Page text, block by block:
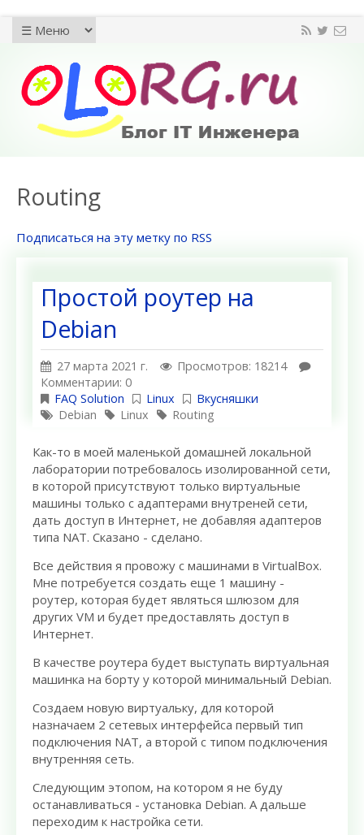
Routing
Подписаться на эту метку по RSS
Простой рoутер на
Debian
27 марта 2021 г.
Просмотров: 18214
Комментарии: 0
FAQ Solution
Linux
Вкусняшки
Debian
Linux Routing
Как-то в моей маленькой домашней локальной
лаборатории потребовалось изолированной сети,
в которой присутствуют только виртуальные
машины только с адаптерами внутреней сети,
дать доступ в Интернет, не добавляя адаптеров
типа NAT. Сказано - сделано.
Все действия я провожу с машинами в VirtualBox.
Мне потребуется создать еще 1 машину -
роутер, которая будет являться шлюзом для
других VM и будет предоставлять доступ в
Интернет.
В качестве роутера будет выступать виртуальная
машинка на борту у которой минимальный Debian.
Создаем новую виртуальку, для которой
назначаем 2 сетевых интерфейса первый тип
подключения NAT, а второй с типом подключения
внутренняя сеть.
Следующим этопом, на котором я не буду
останавливаться - установка Debian. А дальше
переходим к настройка сети.